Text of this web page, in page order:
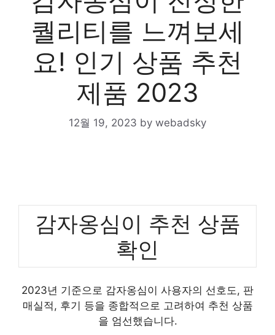
퀄리티를 느껴보세
요! 인기 상품 추천
제품 2023
12월 19, 2023 by webadsky
감자옹심이 추천 상품
확인
2023년 기준으로 감자옹심이 사용자의 선호도, 판
매실적, 후기 등을 종합적으로 고려하여 추천 상품
을 엄선했습니다.